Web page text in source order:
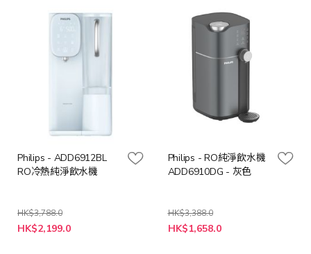
Philips - ADD6912BL
RO冷熱純淨飲水機
HK$3,788.0
特
殊
HK$2,199.0
Philips - RO純淨飲水機
ADD6910DG - 灰色
HK$3,388.0
特
殊
HK$1,658.0